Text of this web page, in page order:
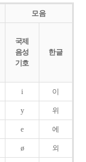
모음
국제
음성
기호
한글
i 이
y 위
e 에
ø 외